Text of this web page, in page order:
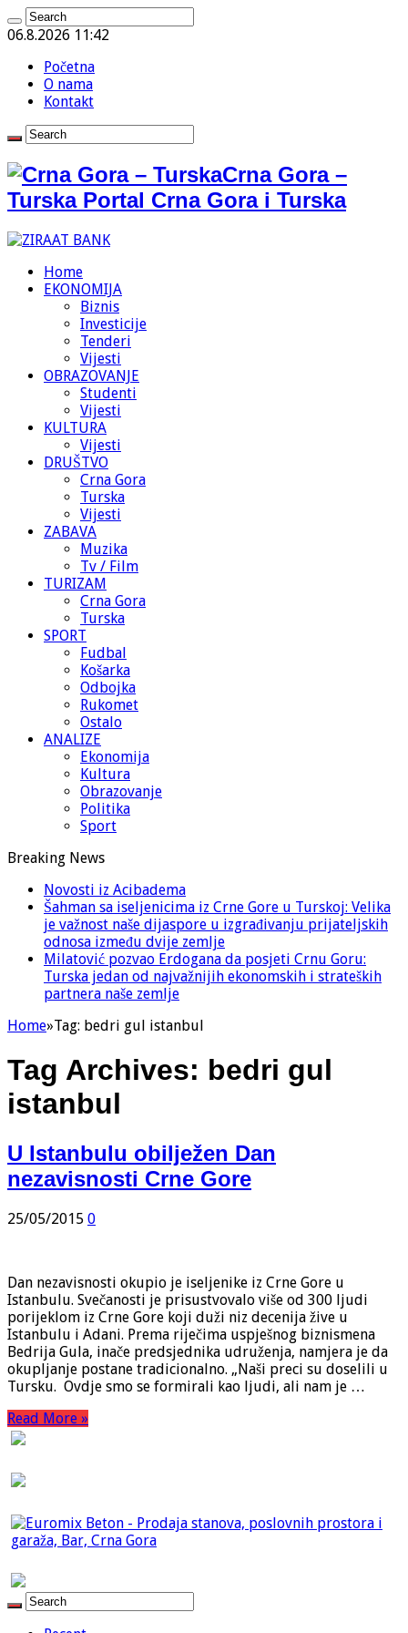
06.8.2026 11:42
Početna
O nama
Kontakt
Crna Gora –
Turska Portal Crna Gora i Turska
Home
EKONOMIJA
Biznis
Investicije
Tenderi
Vijesti
OBRAZOVANJE
Studenti
Vijesti
KULTURA
Vijesti
DRUŠTVO
Crna Gora
Turska
Vijesti
ZABAVA
Muzika
Tv / Film
TURIZAM
Crna Gora
Turska
SPORT
Fudbal
Košarka
Odbojka
Rukomet
Ostalo
ANALIZE
Ekonomija
Kultura
Obrazovanje
Politika
Sport
Breaking News
Novosti iz Acibadema
Šahman sa iseljenicima iz Crne Gore u Turskoj: Velika
je važnost naše dijaspore u izgrađivanju prijateljskih
odnosa između dvije zemlje
Milatović pozvao Erdogana da posjeti Crnu Goru:
Turska jedan od najvažnijih ekonomskih i strateških
partnera naše zemlje
Home»Tag: bedri gul istanbul
Tag Archives: bedri gul
istanbul
U Istanbulu obilježen Dan
nezavisnosti Crne Gore
25/05/2015 0
Dan nezavisnosti okupio je iseljenike iz Crne Gore u
Istanbulu. Svečanosti je prisustvovalo više od 300 ljudi
porijeklom iz Crne Gore koji duži niz decenija žive u
Istanbulu i Adani. Prema riječima uspješnog biznismena
Bedrija Gula, inače predsjednika udruženja, namjera je da
okupljanje postane tradicionalno. „Naši preci su doselili u
Tursku. Ovdje smo se formirali kao ljudi, ali nam je …
Read More »